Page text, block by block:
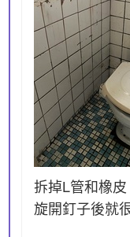
拆掉L管和橡
旋開釘子後就